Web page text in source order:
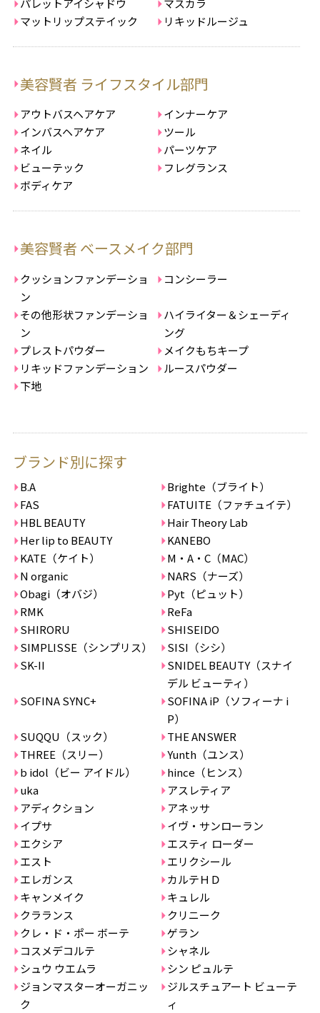
パレットアイシャドウ
マスカラ
マットリップステイック
リキッドルージュ
美容賢者 ライフスタイル部門
アウトバスヘアケア
インナーケア
インバスヘアケア
ツール
ネイル
パーツケア
ビューテック
フレグランス
ボディケア
美容賢者 ベースメイク部門
クッションファンデーショ
ン
コンシーラー
その他形状ファンデーショ
ン
ハイライター＆シェーディ
ング
プレストパウダー
メイクもちキープ
リキッドファンデーション
ルースパウダー
下地
ブランド別に探す
B.A
Brighte（ブライト）
FAS
FATUITE（ファチュイテ）
HBL BEAUTY
Hair Theory Lab
Her lip to BEAUTY
KANEBO
KATE（ケイト）
M・A・C（MAC）
N organic
NARS（ナーズ）
Obagi（オバジ）
Pyt（ピュット）
RMK
ReFa
SHIRORU
SHISEIDO
SIMPLISSE（シンプリス）
SISI（シシ）
SK-II
SNIDEL BEAUTY（スナイ
デル ビューティ）
SOFINA SYNC+
SOFINA iP（ソフィーナ i
P）
SUQQU（スック）
THE ANSWER
THREE（スリー）
Yunth（ユンス）
b idol（ビー アイドル）
hince（ヒンス）
uka
アスレティア
アディクション
アネッサ
イプサ
イヴ・サンローラン
エクシア
エスティ ローダー
エスト
エリクシール
エレガンス
カルテＨＤ
キャンメイク
キュレル
クラランス
クリニーク
クレ・ド・ポー ボーテ
ゲラン
コスメデコルテ
シャネル
シュウ ウエムラ
シン ピュルテ
ジョンマスターオーガニッ
ク
ジルスチュアート ビューテ
ィ